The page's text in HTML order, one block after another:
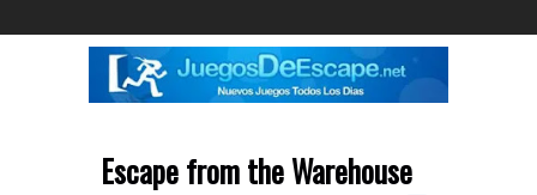
Escape from the Warehouse